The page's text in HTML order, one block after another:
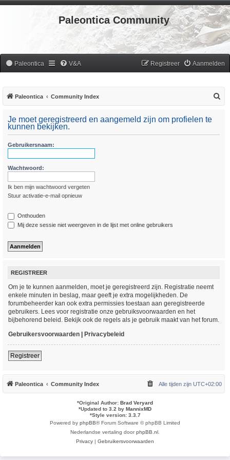
Paleontica Community
Paleontica V&A Aanmelden
Registreer
Paleontica Community Index
Je moet geregistreerd en aangemeld zijn om profielen te
kunnen bekijken.
Gebruikersnaam:
Wachtwoord:
Ik ben mijn wachtwoord vergeten
Stuur activatie-e-mail opnieuw
Onthouden
Mij deze sessie niet weergeven in de lijst met online gebruikers
REGISTREER
Om je te kunnen aanmelden, moet je geregistreerd zijn. Registratie neemt
enkele minuten in beslag, maar geeft je extra mogelijkheden. De
forumbeheerder kan ook extra permissies toestaan aan geregistreerde
gebruikers. Lees voor registratie onze gebruiksvoorwaarden en het
bijbehorend beleid. Bekijk ook de regels als je gebruik maakt van het forum.
Gebruikersvoorwaarden | Privacybeleid
Registreer
Paleontica Community Index Alle tijden zijn UTC+02:00
*Original Author: Brad Veryard
*Updated to 3.2 by MannixMD
*Style version: 3.3.7
Powered by phpBB® Forum Software © phpBB Limited
Nederlandse vertaling doorphpBB.nl
Privacy | Gebruikersvoorwaarden